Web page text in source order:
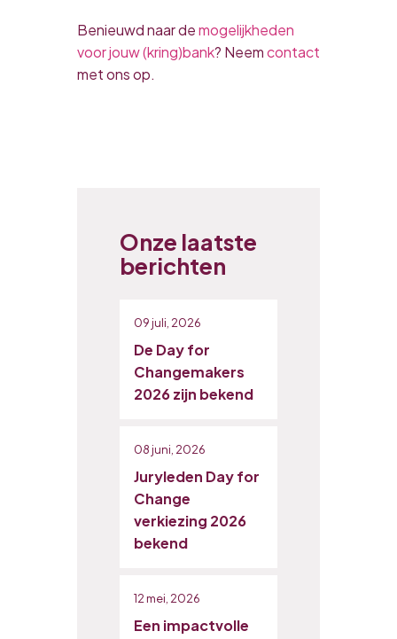
Benieuwd naar demogelijkheden
voor jouw (kring)bank? Neemcontact
met ons op.
Onze laatste
berichten
09 juli, 2026
De Day for
Changemakers
2026 zijn bekend
08 juni, 2026
Juryleden Day for
Change
verkiezing 2026
bekend
12 mei, 2026
Een impactvolle